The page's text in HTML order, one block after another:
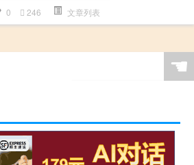
0 246 文章列表
☚